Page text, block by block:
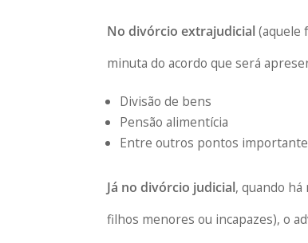
No divórcio extrajudicial(aquele
minuta do acordo que será
Divisão de bens
Pensão alimentícia
Entre outros pontos
Já no divórcio judicial, quando
filhos menores ou incapazes), o